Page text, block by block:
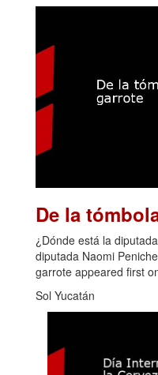
De la
¿Dónde está la
diputada Naomi
garrote appeared first
Sol Yucatán